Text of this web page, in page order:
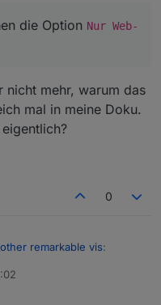
ist der Port
denn dann müßte ja auch
die Option Nur Web-
nicht mehr, warum das
mal in meine Doku.
0
remarkable vis:
die Option